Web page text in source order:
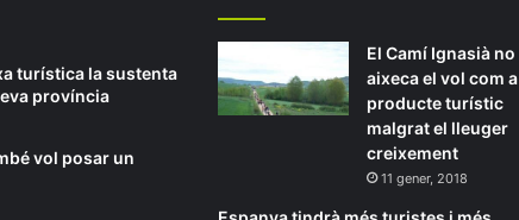
turística la sustenta
província
vol posar un
El Camí Ignasià no
aixeca el vol com a
producte turístic
malgrat el lleuger
creixement
11 gener, 2018